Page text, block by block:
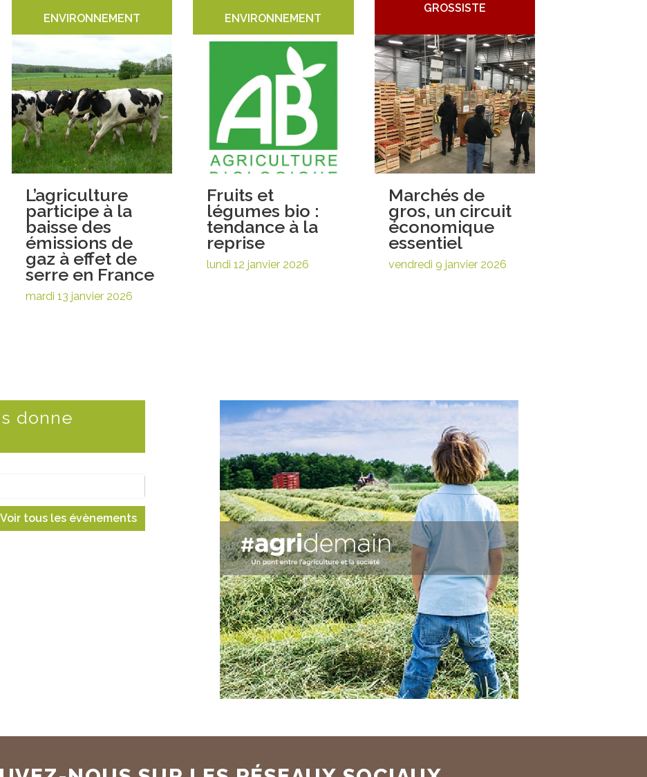
ENVIRONNEMENT
L’agriculture
participe à la
baisse des
émissions de
gaz à effet de
serre en France
mardi 13 janvier 2026
ENVIRONNEMENT
Fruits et
légumes bio :
tendance à la
reprise
lundi 12 janvier 2026
GROSSISTE
Marchés de
gros, un circuit
économique
essentiel
vendredi 9 janvier 2026
donne
Voir tous les évènements